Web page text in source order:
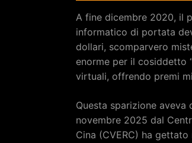
A fine dicembre 2020, il
informatico di portata
dollari, scomparvero
enorme per il cosiddetto
virtuali, offrendo premi
Questa sparizione
novembre 2025 dal
Cina (CVERC) ha